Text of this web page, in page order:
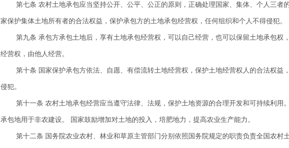
第七条 农村土地承包应当坚持公开、公平、公正的原则，正确处理国家、集体、个人三者
家保护集体土地所有者的合法权益，保护承包方的土地承包经营权，任何组织和个人不得侵犯。
第九条 承包方承包土地后，享有土地承包经营权，可以自己经营，也可以保留土地承包权
经营权，由他人经营。
第十条 国家保护承包方依法、自愿、有偿流转土地经营权，保护土地经营权人的合法权益
侵犯。
第十一条 农村土地承包经营应当遵守法律、法规，保护土地资源的合理开发和可持续利用
承包地用于非农建设。 国家鼓励增加对土地的投入，培肥地力，提高农业生产能力。
第十二条 国务院农业农村、林业和草原主管部门分别依照国务院规定的职责负责全国农村